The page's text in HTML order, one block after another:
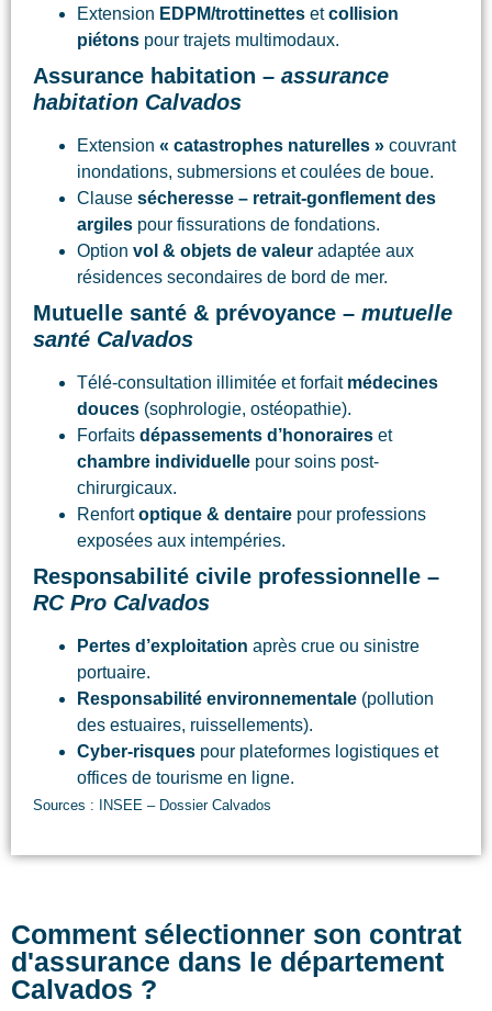
Extension EDPM/trottinettes etcollision
piétons pour trajets multimodaux.
Assurance habitation – assurance
habitation Calvados
Extension « catastrophes naturelles » couvrant
inondations, submersions et coulées de boue.
Clause sécheresse – retrait-gonflement des
argiles pour fissurations de fondations.
Option vol & objets de valeur adaptée aux
résidences secondaires de bord de mer.
Mutuelle santé & prévoyance – mutuelle
santé Calvados
Télé-consultation illimitée et forfait médecines
douces (sophrologie, ostéopathie).
Forfaits dépassements d’honoraires et
chambre individuelle pour soins post-
chirurgicaux.
Renfortoptique & dentaire pour professions
exposées aux intempéries.
Responsabilité civile professionnelle –
RC Pro Calvados
Pertes d’exploitation après crue ou sinistre
portuaire.
Responsabilité environnementale (pollution
des estuaires, ruissellements).
Cyber-risques pour plateformes logistiques et
offices de tourisme en ligne.
Sources : INSEE – Dossier Calvados
Comment sélectionner son contrat
d'assurance dans le département
Calvados ?